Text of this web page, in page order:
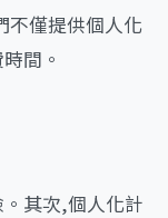
不僅提供個人化
間。
其次,個人化計